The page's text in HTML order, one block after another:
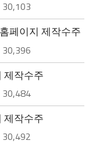
30,103
페이지 제작수주
30,396
제작수주
30,484
제작수주
30,492